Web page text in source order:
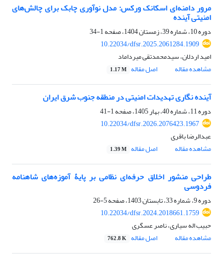
مرور دامنه‌ای اسکانک ورکس: مدل نوآوری چابک برای چالش‌های
امنیتی آینده
دوره 10، شماره 39، زمستان 1404، صفحه
1-34
10.22034/dfsr.2025.2061284.1909
امید اردلان، سیدمحمدتقی میرداماد
مشاهده مقاله
اصل مقاله 1.17 M
آینده نگاری تهدیدات امنیتی در منطقه جنوب شرق ایران
دوره 11، شماره 40، بهار 1405، صفحه
1-41
10.22034/dfsr.2026.2076423.1967
عبدالرضا باقری
مشاهده مقاله
اصل مقاله 1.39 M
طراحی منشور اخلاق حرفه‌ای نظامی بر پایۀ آموزه‌های شاهنامه
فردوسی
دوره 9، شماره 33، تابستان 1403، صفحه
5-26
10.22034/dfsr.2024.2018661.1759
حبیب اله سیاری، ناصر عسگری
مشاهده مقاله
اصل مقاله 762.8 K